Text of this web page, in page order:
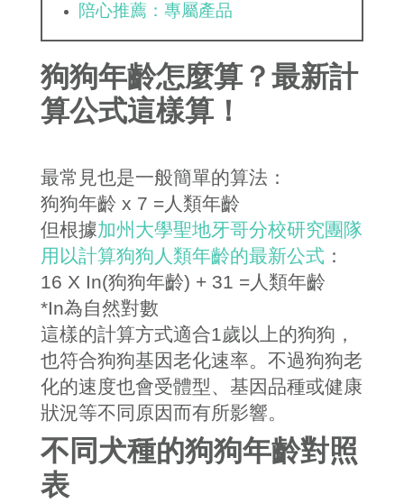
陪心推薦：專屬產品
狗狗年齡怎麼算？最新計
算公式這樣算！
最常見也是一般簡單的算法：
狗狗年齡 x 7 =人類年齡
但根據加州大學聖地牙哥分校研究團隊
用以計算狗狗人類年齡的最新公式 ：
16 X In(狗狗年齡) + 31 =人類年齡
*In為自然對數
這樣的計算方式適合1歲以上的狗狗，
也符合狗狗基因老化速率。不過狗狗老
化的速度也會受體型、基因品種或健康
狀況等不同原因而有所影響。
不同犬種的狗狗年齡對照
表